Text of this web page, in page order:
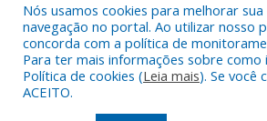
Todos os direitos reservados a Prefeitura
do Ajuru.
Nós usamos cookies para melhorar
navegação no portal. Ao utilizar nosso
concorda com a política de
Para ter mais informações sobre como
Política de cookies (Leia mais). Se você
ACEITO.